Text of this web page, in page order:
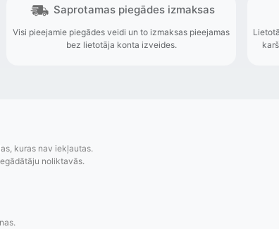
kuras nav iekļautas.
noliktavās.